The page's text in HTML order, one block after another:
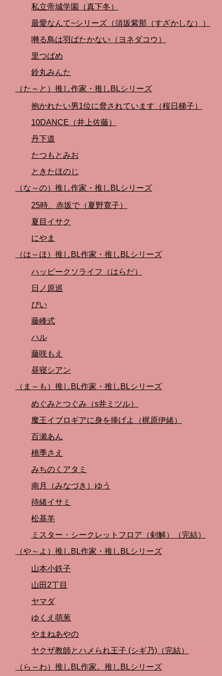
私立帝城学園（真下冬）
最愛なんて~シリーズ（須坂紫那（すざかしな））
囀る鳥は羽ばたかない（ヨネダコウ）
里つばめ
鈴丸みんた
（た～と）推し作家・推しBLシリーズ
抱かれたい男1位に脅されています（桜日梯子）
10DANCE（井上佐藤）
丹下道
たつもとみお
ときたほのじ
（な～の）推し作家・推しBLシリーズ
25時、赤坂で（夏野寛子）
夏目イサク
にやま
（は～ほ）推しBL作家・推しBLシリーズ
ハッピークソライフ（はらだ）
日ノ原巡
ぴい
藤峰式
ハル
藤咲もえ
昼寝シアン
（ま～も）推しBL作家・推しBLシリーズ
めぐみとつぐみ（s井ミツル）
魔王イブロギアに身を捧げよ（梶原伊緒）
百瀬あん
桃季さえ
みちのくアタミ
南月（みなづき）ゆう
待緒イサミ
松基羊
ミスター・シークレットフロア（剣解）（完結）
（や～よ）推しBL作家・推しBLシリーズ
山本小鉄子
山田2丁目
ヤマダ
ゆくえ萌葱
やまねあやの
ヤクザ教師とハメられ王子 (シギ乃)（完結）
（ら～わ）推しBL作家。推しBLシリーズ